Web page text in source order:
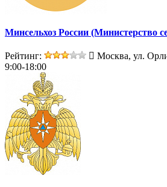
Минсельхоз России (Министерство
Рейтинг:
Москва, ул.
9:00-18:00